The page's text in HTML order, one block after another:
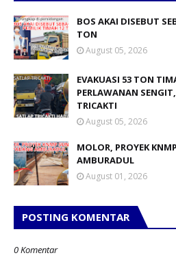
BOS AKAI DISEBUT
TON
August 05, 2026
EVAKUASI 53 TON
PERLAWANAN
TRICAKTI
August 05, 2026
MOLOR, PROYEK
AMBURADUL
August 01, 2026
POSTING KOMENTAR
0 Komentar